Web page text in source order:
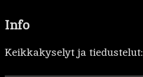
Info
Keikkakyselyt ja tiedustelut: